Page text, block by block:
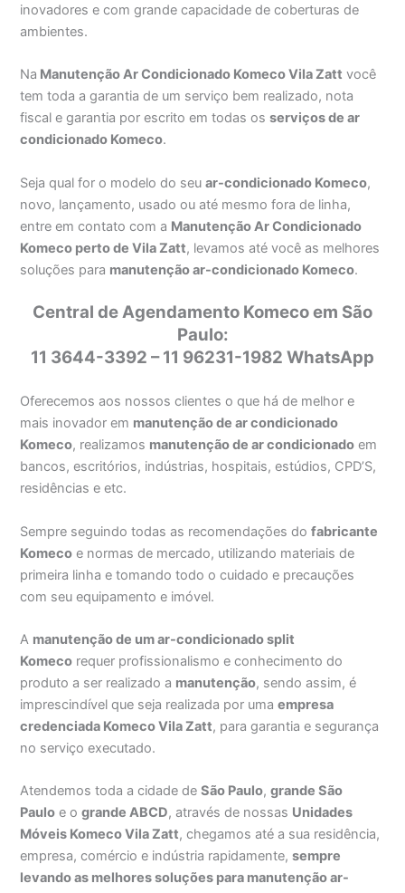
inovadores e com grande capacidade de coberturas de
ambientes.
Na Manutenção Ar Condicionado Komeco Vila Zatt você
tem toda a garantia de um serviço bem realizado, nota
fiscal e garantia por escrito em todas osserviços de ar
condicionado Komeco.
Seja qual for o modelo do seuar-condicionado Komeco,
novo, lançamento, usado ou até mesmo fora de linha,
entre em contato com a Manutenção Ar Condicionado
Komeco perto de Vila Zatt, levamos até você as melhores
soluções para manutenção ar-condicionado Komeco.
Central de Agendamento Komeco em São
Paulo:
11 3644-3392 – 11 96231-1982 WhatsApp
Oferecemos aos nossos clientes o que há de melhor e
mais inovador em manutenção de ar condicionado
Komeco, realizamos manutenção de ar condicionado em
bancos, escritórios, indústrias, hospitais, estúdios, CPD’S,
residências e etc.
Sempre seguindo todas as recomendações dofabricante
Komeco e normas de mercado, utilizando materiais de
primeira linha e tomando todo o cuidado e precauções
com seu equipamento e imóvel.
A manutenção de um ar-condicionado split
Komeco requer profissionalismo e conhecimento do
produto a ser realizado a manutenção, sendo assim, é
imprescindível que seja realizada por umaempresa
credenciada Komeco Vila Zatt, para garantia e segurança
no serviço executado.
Atendemos toda a cidade deSão Paulo,grande São
Paulo e ogrande ABCD, através de nossas Unidades
Móveis Komeco Vila Zatt, chegamos até a sua residência,
empresa, comércio e indústria rapidamente,sempre
levando as melhores soluções para manutenção ar-